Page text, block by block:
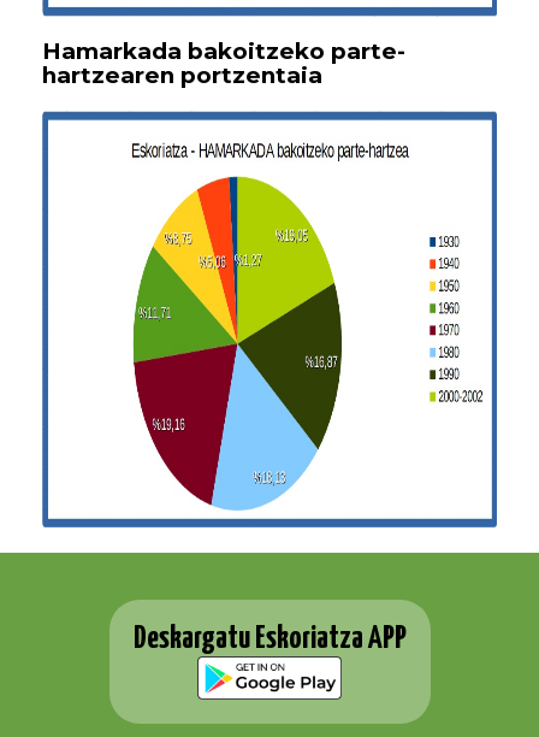
Hamarkada bakoitzeko parte-
hartzearen portzentaia
Deskargatu Eskoriatza APP